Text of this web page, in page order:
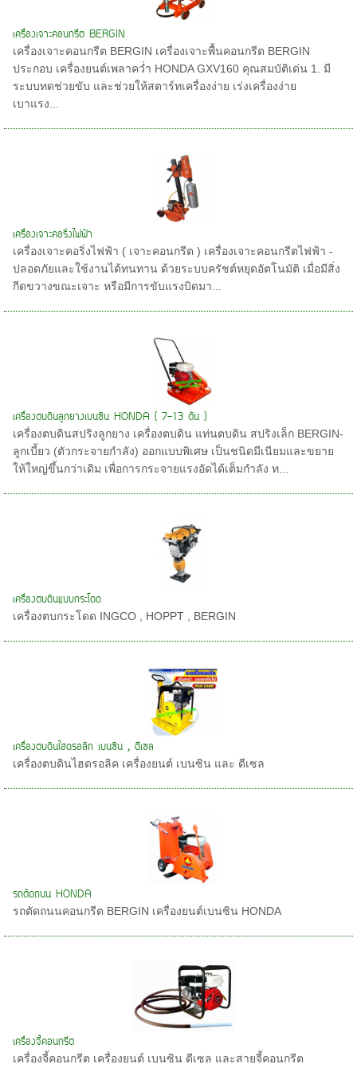
เครื่องเจาะคอนกรีต BERGIN
เครื่องเจาะคอนกรีต BERGIN เครื่องเจาะพื้นคอนกรีต BERGIN
ประกอบ เครื่องยนต์เพลาคว่ำ HONDA GXV160 คุณสมบัติเด่น 1. มี
ระบบทดช่วยขับ และช่วยให้สตาร์ทเครื่องง่าย เร่งเครื่องง่าย
เบาแรง...
เครื่องเจาะคอริ่งไฟฟ้า
เครื่องเจาะคอริ่งไฟฟ้า ( เจาะคอนกรีต ) เครื่องเจาะคอนกรีตไฟฟ้า -
ปลอดภัยและใช้งานได้ทนทาน ด้วยระบบครัชต์หยุดอัตโนมัติ เมื่อมีสิ่ง
กีดขวางขณะเจาะ หรือมีการขับแรงบิดมา...
เครื่องตบดินลูกยางเบนซิน HONDA ( 7-13 ตัน )
เครื่องตบดินสปริงลูกยาง เครื่องตบดิน แท่นตบดิน สปริงเล็ก BERGIN-
ลูกเบี้ยว (ตัวกระจายกำลัง) ออกแบบพิเศษ เป็นชนิดมีเนียมและขยาย
ให้ใหญ่ขึ้นกว่าเดิม เพื่อการกระจายแรงอัดได้เต็มกำลัง ท...
เครื่องตบดินแบบกระโดด
เครื่องตบกระโดด INGCO , HOPPT , BERGIN
เครื่องตบดินไฮดรอลิก เบนซิน , ดีเซล
เครื่องตบดินไฮดรอลิค เครื่องยนต์ เบนซิน และ ดีเซล
รถตัดถนน HONDA
รถตัดถนนคอนกรีต BERGIN เครื่องยนต์เบนซิน HONDA
เครื่องจี้คอนกรีต
เครื่องจี้คอนกรีต เครื่องยนต์ เบนซิน ดีเซล และสายจี้คอนกรีต